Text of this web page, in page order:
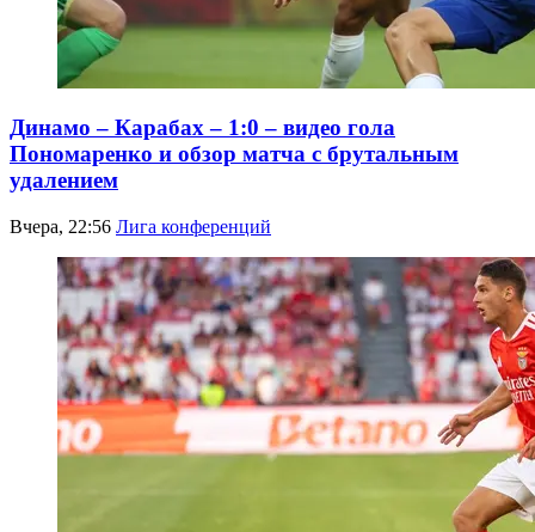
Динамо – Карабах – 1:0 – видео гола
Пономаренко и обзор матча с брутальным
удалением
Вчера, 22:56 Лига конференций